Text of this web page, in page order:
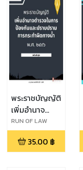
พระราชบัญญัติ
เพิ่มอำนาจ
ตำรวจในการ
ป้องกันและ
ปราบปราม
RUN OF LAW
35.00 ฿